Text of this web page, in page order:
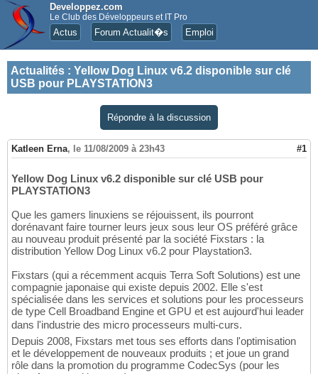
Developpez.com
Le Club des Développeurs et IT Pro
Actus Forum Actualit�s Emploi
Actualités : Yellow Dog Linux v6.2 disponible sur clé
USB pour PLAYSTATION3
Répondre à la discussion
Katleen Erna, le 11/08/2009 à 23h43 #1
Yellow Dog Linux v6.2 disponible sur clé USB pour
PLAYSTATION3
Que les gamers linuxiens se réjouissent, ils pourront
dorénavant faire tourner leurs jeux sous leur OS préféré grâce
au nouveau produit présenté par la société Fixstars : la
distribution Yellow Dog Linux v6.2 pour Playstation3.
Fixstars (qui a récemment acquis Terra Soft Solutions) est une
compagnie japonaise qui existe depuis 2002. Elle s'est
spécialisée dans les services et solutions pour les processeurs
de type Cell Broadband Engine et GPU et est aujourd'hui leader
dans l'industrie des micro processeurs multi-curs.
Depuis 2008, Fixstars met tous ses efforts dans l'optimisation
et le développement de nouveaux produits ; et joue un grand
rôle dans la promotion du programme CodecSys (pour les